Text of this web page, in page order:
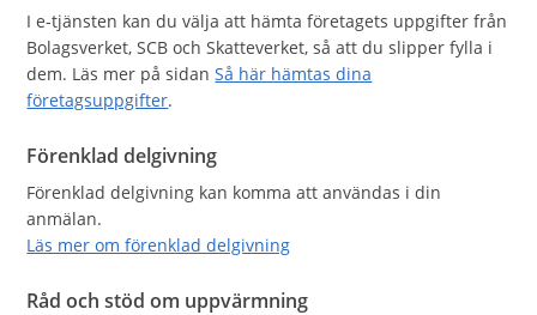
I e-tjänsten kan du välja att hämta företagets uppgifter från
Bolagsverket, SCB och Skatteverket, så att du slipper fylla i
dem. Läs mer på sidanSå här hämtas dina
företagsuppgifter.
Förenklad delgivning
Förenklad delgivning kan komma att användas i din
anmälan.
Läs mer om förenklad delgivning
Råd och stöd om uppvärmning